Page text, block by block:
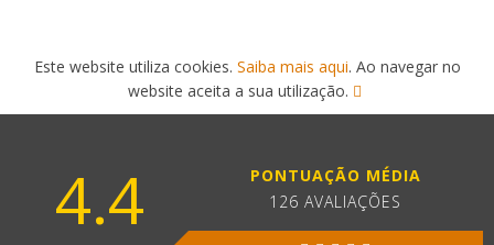
Este website utiliza cookies. Saiba mais aqui. Ao navegar no
website aceita a sua utilização.
4.4
PONTUAÇÃO MÉDIA
126 AVALIAÇÕES